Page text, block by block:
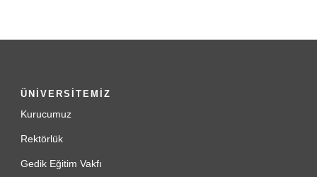
ÜNİVERSİTEMİZ
Kurucumuz
Rektörlük
Gedik Eğitim Vakfı